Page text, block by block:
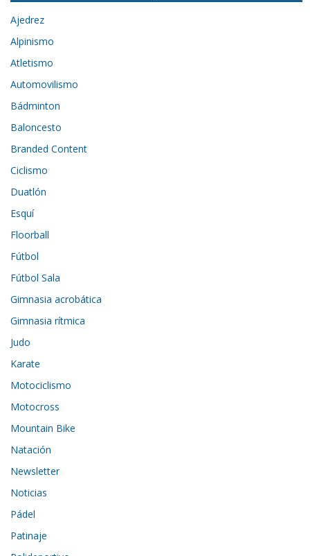
Ajedrez
Alpinismo
Atletismo
Automovilismo
Bádminton
Baloncesto
Branded Content
Ciclismo
Duatlón
Esquí
Floorball
Fútbol
Fútbol Sala
Gimnasia acrobática
Gimnasia rítmica
Judo
Karate
Motociclismo
Motocross
Mountain Bike
Natación
Newsletter
Noticias
Pádel
Patinaje